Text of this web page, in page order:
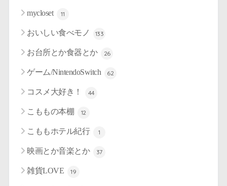
mycloset 11
おいしい食べモノ 133
お台所とか食器とか 26
ゲーム/NintendoSwitch 62
コスメ大好き！ 44
こももの本棚 12
こももホテル紀行 1
映画とか音楽とか 37
雑貨LOVE 19